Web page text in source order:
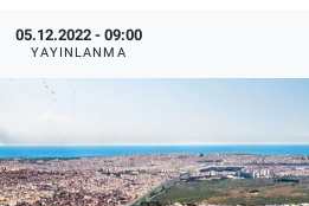
05.12.2022 - 09:00
YAYINLANMA
Endüstri 4.0 Uygulamaları
Ağır Sanayi Çözümleri